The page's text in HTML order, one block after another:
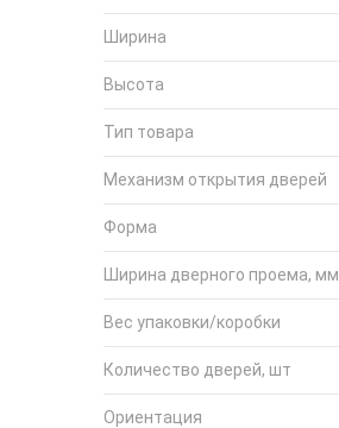
Ширина
Высота
Тип товара
Механизм открытия дверей
Форма
Ширина дверного проема, мм
Вес упаковки/коробки
Количество дверей, шт
Ориентация